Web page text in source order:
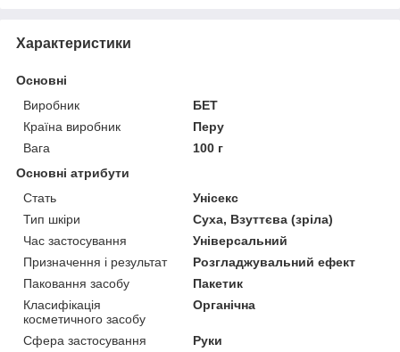
Характеристики
Основні
Виробник
БЕТ
Країна виробник
Перу
Вага
100 г
Основні атрибути
Стать
Унісекс
Тип шкіри
Суха, Взуттєва (зріла)
Час застосування
Універсальний
Призначення і результат
Розгладжувальний ефект
Паковання засобу
Пакетик
Класифікація
косметичного засобу
Органічна
Сфера застосування
Руки